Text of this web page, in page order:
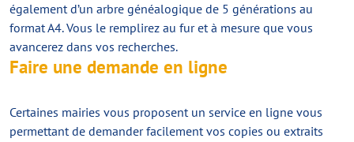
également d’un arbre généalogique de 5 générations au
format A4. Vous le remplirez au fur et à mesure que vous
avancerez dans vos recherches.
Faire une demande en ligne
Certaines mairies vous proposent un service en ligne vous
permettant de demander facilement vos copies ou extraits